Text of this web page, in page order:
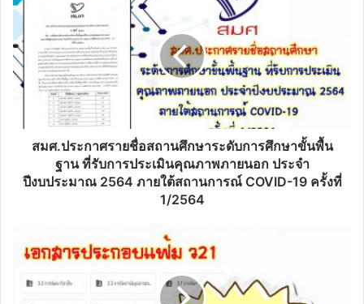
ราย
สถาน
ศึกษา
ระดับ
การ
ขั้น
คุณภาพ
ภายนอก
ประจำ
สมศ.ประกาศรายชื่อสถานศึกษาระดับการศึกษาขั้นพื้น
ฐาน ที่รับการประเมินคุณภาพภายนอก ประจำ
ปีงบประมาณ 2564 ภายใต้สถานการณ์ COVID-19 ครั้งที่
1/2564
ไฟล์
ประกอบ